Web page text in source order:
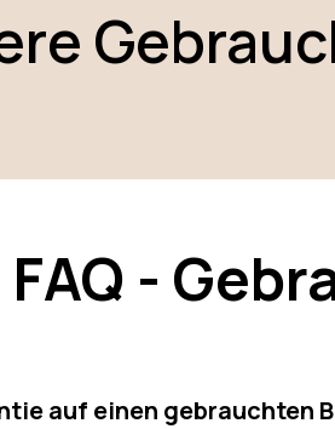
FAQ -
auf einen gebrauchten